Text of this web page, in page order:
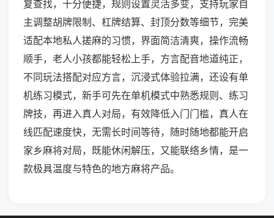
复查找，十分便捷，规则设置灵活多变，支持玩家自
主调整胡牌限制、杠牌结算、封顶分数等细节，完美
适配本地私人搓麻的习惯，界面简洁清爽，操作流畅
顺手，老人小孩都能轻松上手，方言配音地道纯正，
不同玩法搭配对应方言，沉浸式体验拉满，还设有单
机练习模式，新手可先在单机模式中熟悉规则、练习
牌技，再进入真人对局，有效降低入门门槛，真人在
线匹配速度快，无需长时间等待，随时随地都能开启
家乡麻将对局，既能休闲解压，又能联络乡情，是一
款极具温度与特色的地方麻将产品。